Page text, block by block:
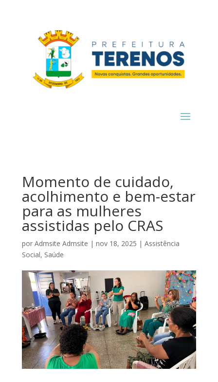
Momento de cuidado,
acolhimento e bem-estar
para as mulheres
assistidas pelo CRAS
por Admsite Admsite | nov 18, 2025 | Assistência
Social, Saúde